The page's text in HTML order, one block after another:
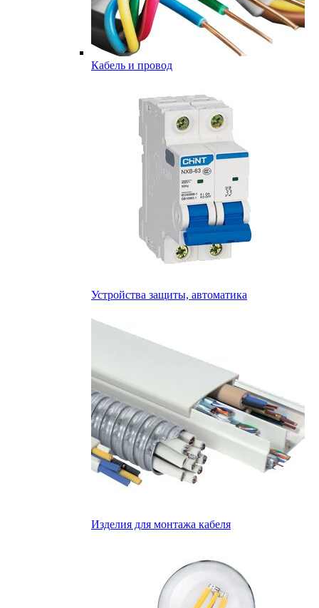
Кабель и провод
Устройства защиты, автоматика
Изделия для монтажа кабеля